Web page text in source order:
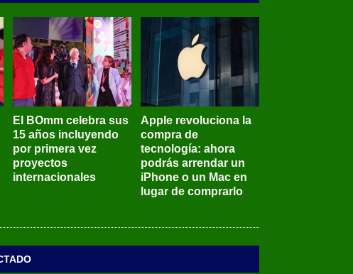
El BOmm celebra sus
15 años incluyendo
por primera vez
proyectos
internacionales
Apple revoluciona la
compra de
tecnología: ahora
podrás arrendar un
iPhone o un Mac en
lugar de comprarlo